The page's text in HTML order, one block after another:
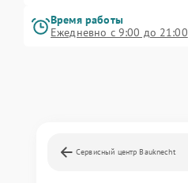
Время работы
Ежедневно с 9:00 до 21:00
Сервисный центр Bauknecht